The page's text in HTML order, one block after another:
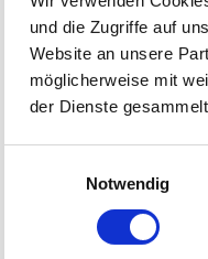
und die Zugriffe auf
Website an unsere
möglicherweise mit
der Dienste
Notwendig